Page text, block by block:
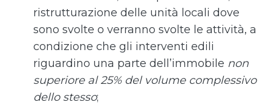
ristrutturazione delle unità locali dove
sono svolte o verranno svolte le attività, a
condizione che gli interventi edili
riguardino una parte dell’immobile non
superiore al 25% del volume complessivo
dello stesso;